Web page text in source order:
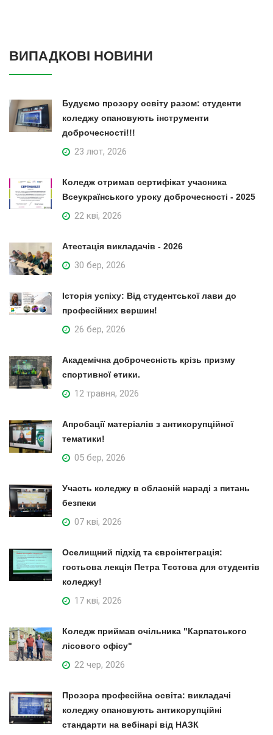
ВИПАДКОВІ НОВИНИ
Будуємо прозору освіту разом: студенти
коледжу опановують інструменти
доброчесності!!!
23 лют, 2026
Коледж отримав сертифікат учасника
Всеукраїнського уроку доброчесності - 2025
22 кві, 2026
Атестація викладачів - 2026
30 бер, 2026
Історія успіху: Від студентської лави до
професійних вершин!
26 бер, 2026
Академічна доброчесність крізь призму
спортивної етики.
12 травня, 2026
Апробації матеріалів з антикорупційної
тематики!
05 бер, 2026
Участь коледжу в обласній нараді з питань
безпеки
07 кві, 2026
Оселищний підхід та євроінтеграція:
гостьова лекція Петра Тєстова для студентів
коледжу!
17 кві, 2026
Коледж приймав очільника "Карпатського
лісового офісу"
22 чер, 2026
Прозора професійна освіта: викладачі
коледжу опановують антикорупційні
стандарти на вебінарі від НАЗК